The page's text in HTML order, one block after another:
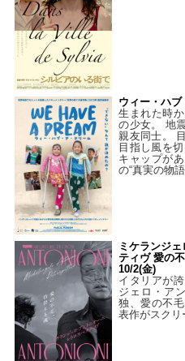
ウィー・ハ
生まれた時
の少女。 地
親友同士。
目指し風を
キャップが
の“真実の物語
ミケランジ
ティヴ 愛の
10/2(金)
イタリアが
ジェロ・ア
独、愛の不
表作がスクリ